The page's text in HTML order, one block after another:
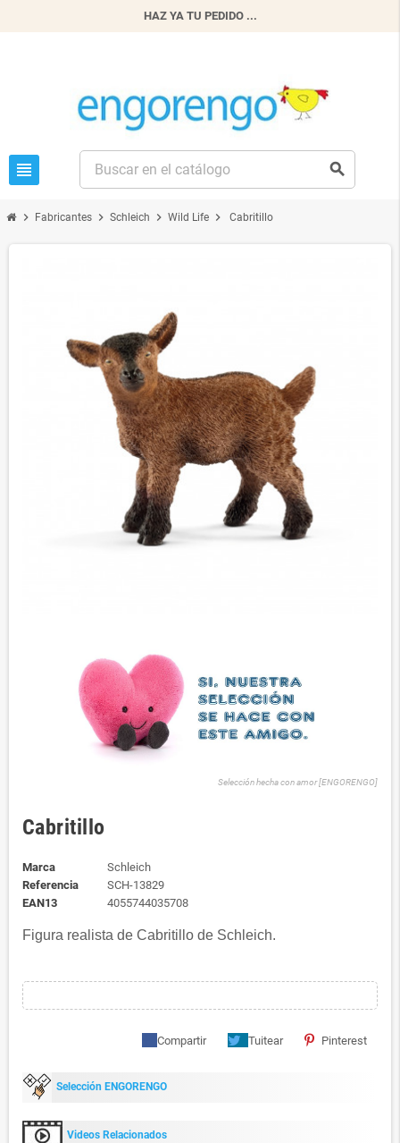
HAZ YA TU PEDIDO ...
view_headline search
chevron_right Fabricantes chevron_right Schleich chevron_right Wild Life chevron_right Cabritillo
Selección hecha con amor [ENGORENGO]
Cabritillo
Marca
Schleich
Referencia
SCH-13829
EAN13
4055744035708
Figura realista de Cabritillo de Schleich.
Compartir Tuitear Pinterest
Selección ENGORENGO
Videos Relacionados